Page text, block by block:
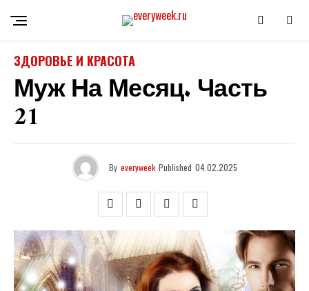
ЗДОРОВЬЕ И КРАСОТА
Муж На Месяц. Часть
21
By everyweek Published 04.02.2025